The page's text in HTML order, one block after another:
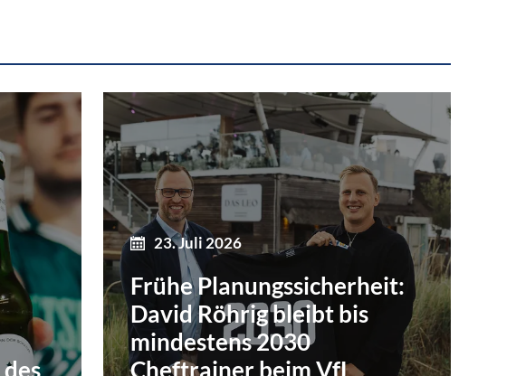
23. Juli 2026
Frühe Planungssicherheit:
David Röhrig bleibt bis
mindestens 2030
Cheftrainer beim VfL